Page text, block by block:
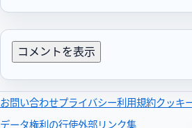
コメントを表示
お問い合わせプライバシー利用規約クッキ
データ権利の行使外部リンク集